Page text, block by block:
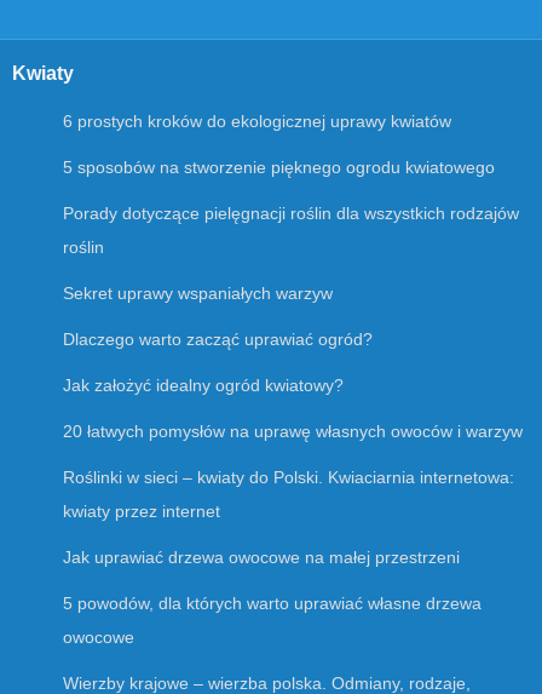
Kwiaty
6 prostych kroków do ekologicznej uprawy kwiatów
5 sposobów na stworzenie pięknego ogrodu kwiatowego
Porady dotyczące pielęgnacji roślin dla wszystkich rodzajów
roślin
Sekret uprawy wspaniałych warzyw
Dlaczego warto zacząć uprawiać ogród?
Jak założyć idealny ogród kwiatowy?
20 łatwych pomysłów na uprawę własnych owoców i warzyw
Roślinki w sieci – kwiaty do Polski. Kwiaciarnia internetowa:
kwiaty przez internet
Jak uprawiać drzewa owocowe na małej przestrzeni
5 powodów, dla których warto uprawiać własne drzewa
owocowe
Wierzby krajowe – wierzba polska. Odmiany, rodzaje,